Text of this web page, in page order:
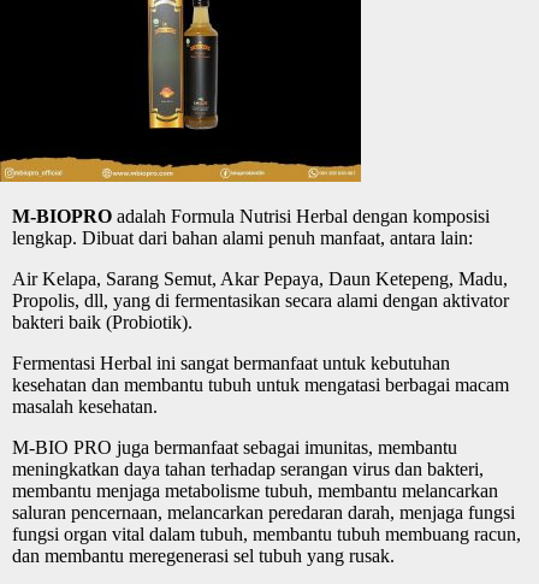
M-BIOPRO adalah Formula Nutrisi Herbal dengan komposisi
lengkap. Dibuat dari bahan alami penuh manfaat, antara lain:
Air Kelapa, Sarang Semut, Akar Pepaya, Daun Ketepeng, Madu,
Propolis, dll, yang di fermentasikan secara alami dengan aktivator
bakteri baik (Probiotik).
Fermentasi Herbal ini sangat bermanfaat untuk kebutuhan
kesehatan dan membantu tubuh untuk mengatasi berbagai macam
masalah kesehatan.
M-BIO PRO juga bermanfaat sebagai imunitas, membantu
meningkatkan daya tahan terhadap serangan virus dan bakteri,
membantu menjaga metabolisme tubuh, membantu melancarkan
saluran pencernaan, melancarkan peredaran darah, menjaga fungsi
fungsi organ vital dalam tubuh, membantu tubuh membuang racun,
dan membantu meregenerasi sel tubuh yang rusak.